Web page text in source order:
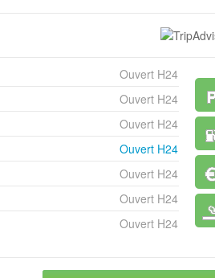
Ouvert H24
Ouvert H24
Ouvert H24
Ouvert H24
Ouvert H24
Ouvert H24
Ouvert H24